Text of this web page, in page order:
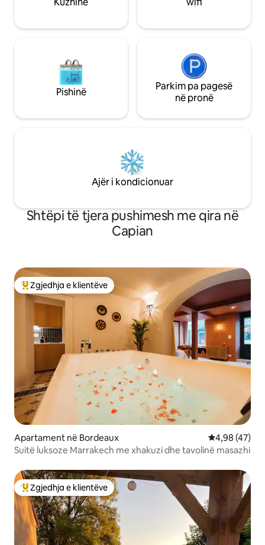
Pishinë
Parkim pa pagesë
në pronë
Ajër i kondicionuar
Shtëpi të tjera pushimesh me qira në
Capian
Më të mirat e zgjedhjeve të klientëve
Zgjedhja e klientëve
Apartament në Bordeaux Vlerësimi
4,98 (47)
Suitë luksoze Marrakech me xhakuzi dhe tavolinë masazhi
Më të mirat e zgjedhjeve të klientëve
Zgjedhja e klientëve